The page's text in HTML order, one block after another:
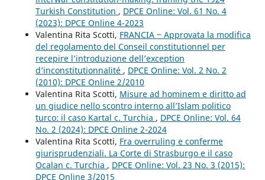
Turkish Constitution , DPCE Online: Vol. 61 No. 4
(2023): DPCE Online 4-2023
Valentina Rita Scotti, FRANCIA ‒ Approvata la modifica
del regolamento del Conseil constitutionnel per
recepire l’introduzione dell’exception
d’inconstitutionnalité , DPCE Online: Vol. 2 No. 2
(2010): DPCE Online 2/2010
Valentina Rita Scotti, Misure ad hominem e diritto ad
un giudice nello scontro interno all’Islam politico
turco: il caso Kartal c. Turchia , DPCE Online: Vol. 64
No. 2 (2024): DPCE Online 2-2024
Valentina Rita Scotti, Fra overruling e conferme
giurisprudenziali. La Corte di Strasburgo e il caso
Ocalan c. Turchia , DPCE Online: Vol. 23 No. 3 (2015):
DPCE Online 3/2015